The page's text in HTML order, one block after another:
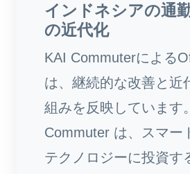
インドネシアの通
の近代化
KAI Commuterによる
は、継続的な改善と近
組みを反映しています
Commuter は、スマー
テクノロジーに投資す